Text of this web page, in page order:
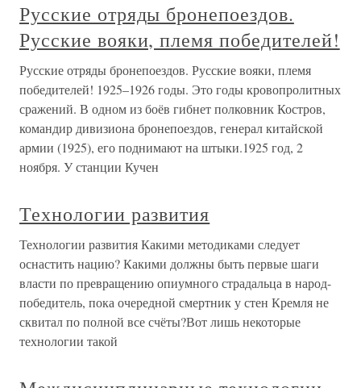
Русские отряды бронепоездов.
Русские вояки, племя победителей!
Русские отряды бронепоездов. Русские вояки, племя
победителей! 1925–1926 годы. Это годы кровопролитных
сражений. В одном из боёв гибнет полковник Костров,
командир дивизиона бронепоездов, генерал китайской
армии (1925), его поднимают на штыки.1925 год, 2
ноября. У станции Кучен
Технологии развития
Технологии развития Какими методиками следует
оснастить нацию? Какими должны быть первые шаги
власти по превращению опиумного страдальца в народ-
победитель, пока очередной смертник у стен Кремля не
сквитал по полной все счёты?Вот лишь некоторые
технологии такой